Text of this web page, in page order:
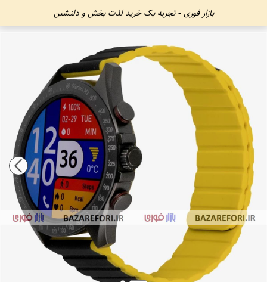
بازار فوری - تجربه یک خرید لذت بخش و دلنشین